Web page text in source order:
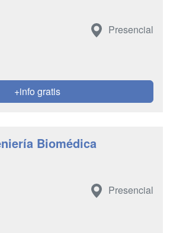
Presencial
+info gratis
Biomédica
Presencial